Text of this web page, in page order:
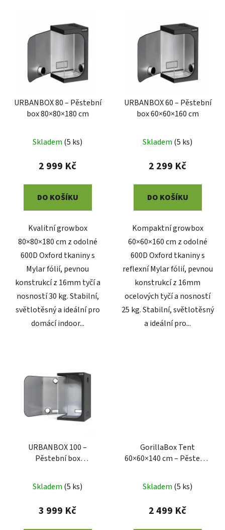
URBANBOX 80 – Pěstební
box 80×80×180 cm
Skladem (5 ks)
2 999 Kč
DO KOŠÍKU
Kvalitní growbox
80×80×180 cm z odolné
600D Oxford tkaniny s
Mylar fólií, pevnou
konstrukcí z 16mm tyčí a
nosností 30 kg. Stabilní,
světlotěsný a ideální pro
domácí indoor...
URBANBOX 60 – Pěstební
box 60×60×160 cm
Skladem (5 ks)
2 299 Kč
DO KOŠÍKU
Kompaktní growbox
60×60×160 cm z odolné
600D Oxford tkaniny s
reflexní Mylar fólií, pevnou
konstrukcí z 16mm
ocelových tyčí a nosností
25 kg. Stabilní, světlotěsný
a ideální pro...
URBANBOX 100 –
Pěstební box
Skladem (5 ks)
3 999 Kč
GorillaBox Tent
60×60×140 cm – Pěstební
Skladem (5 ks)
2 499 Kč